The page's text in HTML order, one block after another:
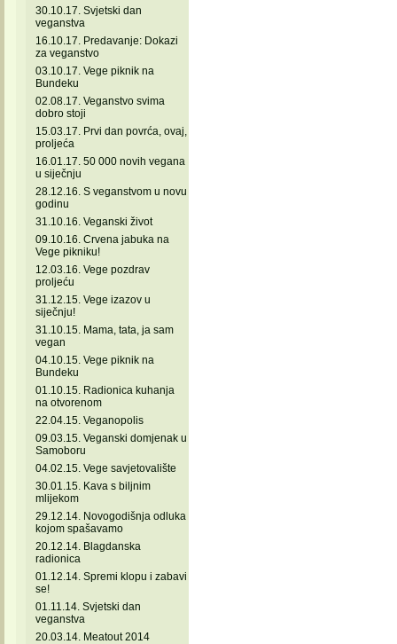
30.10.17. Svjetski dan
veganstva
16.10.17. Predavanje: Dokazi
za veganstvo
03.10.17. Vege piknik na
Bundeku
02.08.17. Veganstvo svima
dobro stoji
15.03.17. Prvi dan povrća, ovaj,
proljeća
16.01.17. 50 000 novih vegana
u siječnju
28.12.16. S veganstvom u novu
godinu
31.10.16. Veganski život
09.10.16. Crvena jabuka na
Vege pikniku!
12.03.16. Vege pozdrav
proljeću
31.12.15. Vege izazov u
siječnju!
31.10.15. Mama, tata, ja sam
vegan
04.10.15. Vege piknik na
Bundeku
01.10.15. Radionica kuhanja
na otvorenom
22.04.15. Veganopolis
09.03.15. Veganski domjenak u
Samoboru
04.02.15. Vege savjetovalište
30.01.15. Kava s biljnim
mlijekom
29.12.14. Novogodišnja odluka
kojom spašavamo
20.12.14. Blagdanska
radionica
01.12.14. Spremi klopu i zabavi
se!
01.11.14. Svjetski dan
veganstva
20.03.14. Meatout 2014